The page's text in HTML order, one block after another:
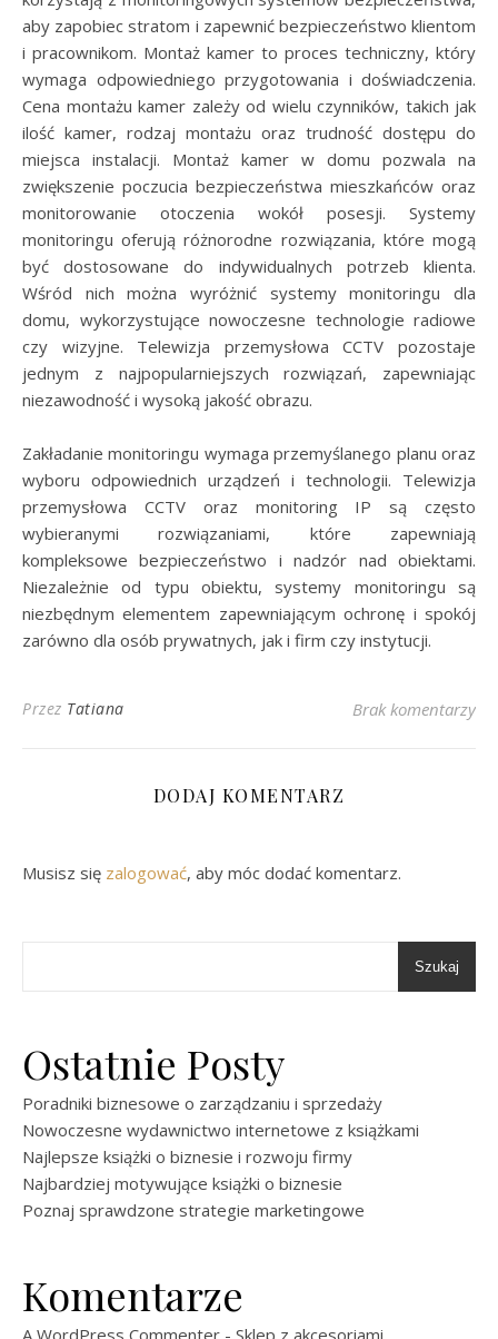
aby zapobiec stratom i zapewnić bezpieczeństwo klientom
i pracownikom. Montaż kamer to proces techniczny, który
wymaga odpowiedniego przygotowania i doświadczenia.
Cena montażu kamer zależy od wielu czynników, takich jak
ilość kamer, rodzaj montażu oraz trudność dostępu do
miejsca instalacji. Montaż kamer w domu pozwala na
zwiększenie poczucia bezpieczeństwa mieszkańców oraz
monitorowanie otoczenia wokół posesji. Systemy
monitoringu oferują różnorodne rozwiązania, które mogą
być dostosowane do indywidualnych potrzeb klienta.
Wśród nich można wyróżnić systemy monitoringu dla
domu, wykorzystujące nowoczesne technologie radiowe
czy wizyjne. Telewizja przemysłowa CCTV pozostaje
jednym z najpopularniejszych rozwiązań, zapewniając
niezawodność i wysoką jakość obrazu.
Zakładanie monitoringu wymaga przemyślanego planu oraz
wyboru odpowiednich urządzeń i technologii. Telewizja
przemysłowa CCTV oraz monitoring IP są często
wybieranymi rozwiązaniami, które zapewniają
kompleksowe bezpieczeństwo i nadzór nad obiektami.
Niezależnie od typu obiektu, systemy monitoringu są
niezbędnym elementem zapewniającym ochronę i spokój
zarówno dla osób prywatnych, jak i firm czy instytucji.
Przez Tatiana Brak komentarzy
DODAJ KOMENTARZ
Musisz się zalogować, aby móc dodać komentarz.
Szukaj
Ostatnie Posty
Poradniki biznesowe o zarządzaniu i sprzedaży
Nowoczesne wydawnictwo internetowe z książkami
Najlepsze książki o biznesie i rozwoju firmy
Najbardziej motywujące książki o biznesie
Poznaj sprawdzone strategie marketingowe
Komentarze
A WordPress Commenter - Sklep z akcesoriami